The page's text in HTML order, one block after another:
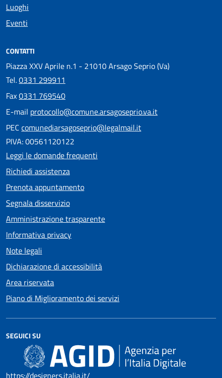
Luoghi
Eventi
CONTATTI
Piazza XXV Aprile n.1 - 21010 Arsago Seprio (Va)
Tel.0331 299911
Fax0331 769540
E-mail protocollo@comune.arsagoseprio.va.it
PEC comunediarsagoseprio@legalmail.it
PIVA: 00561120122
Leggi le domande frequenti
Richiedi assistenza
Prenota appuntamento
Segnala disservizio
Amministrazione trasparente
Informativa privacy
Note legali
Dichiarazione di accessibilità
Area riservata
Piano di Miglioramento dei servizi
SEGUICI SU
https://designers.italia.it/